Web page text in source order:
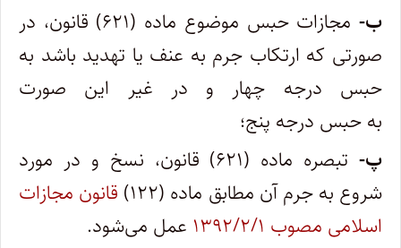
ب-
مجازات حبس موضوع ماده (۶۲۱) قانون، در
صورتی که ارتکاب جرم به عنف یا تهدید باشد به
حبس درجه چهار و در غیر این صورت
به حبس درجه پنج؛
پ-
تبصره ماده (۶۲۱) قانون، نسخ و در مورد
شروع به جرم آن مطابق ماده (۱۲۲)
قانون مجازات
اسلامی مصوب ۱۳۹۲/۲/۱
عمل می‌شود.